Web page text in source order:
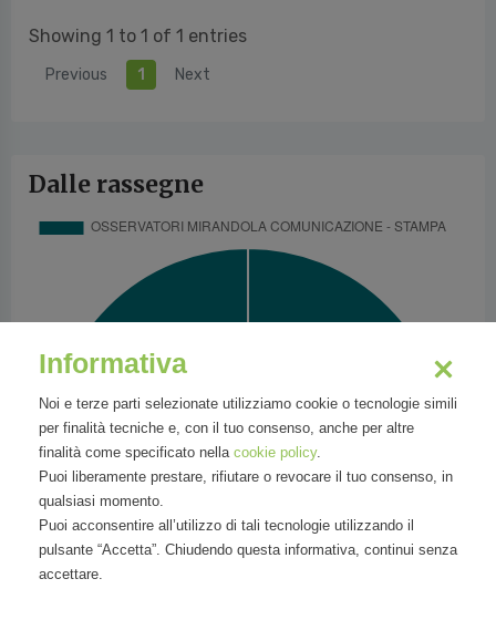
Showing 1 to 1 of 1 entries
Previous 1 Next
Dalle rassegne
Informativa
Noi e terze parti selezionate utilizziamo cookie o tecnologie simili
per finalità tecniche e, con il tuo consenso, anche per altre
finalità come specificato nella cookie policy.
Puoi liberamente prestare, rifiutare o revocare il tuo consenso, in
qualsiasi momento.
Puoi acconsentire all’utilizzo di tali tecnologie utilizzando il
pulsante “Accetta”. Chiudendo questa informativa, continui senza
accettare.